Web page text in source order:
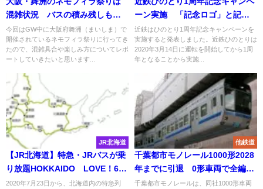
混雑状況 バスの積み残しも
楽しみ方も紹介
今回はGW中に大阪府舞洲（まいしま）で
開催されているネモフィラ祭りに行ってき
たので、混雑具合や楽しみ方についてレポ
ートしていきたいと思います...
ーン実施 「記念ロゴ」と記念
グッズ発売
近鉄はひのとり1周年記念キャンペーンを
実施すると発表しました。近鉄ひのとりは
2020年3月14日に運転を開始してから1周
年となることから実施...
JR北海道
【JR北海道】特急・JRバスが乗
り放題HOKKAIDO LOVE！6日
間周遊パス 4回まで指定可 北
2020年7月23日から、北海道内の特急列
他鉄道
千葉都市モノレール1000形2028
年までに引退 0形車両で全編成
が置き換え・廃車へ
千葉都市モノレールは、同社1000形車両